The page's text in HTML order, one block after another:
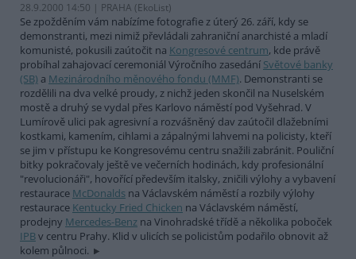
28.9.2000 14:50 | PRAHA (EkoList)
Se zpožděním vám nabízíme fotografie z úterý 26. září, kdy se
demonstranti, mezi nimiž převládali zahraniční anarchisté a mladí
komunisté, pokusili zaútočit na Kongresové centrum, kde právě
probíhal zahajovací ceremoniál Výročního zasedání Světové banky
(SB) a Mezinárodního měnového fondu (MMF). Demonstranti se
rozdělili na dva velké proudy, z nichž jeden skončil na Nuselském
mostě a druhý se vydal přes Karlovo náměstí pod Vyšehrad. V
Lumírově ulici pak agresivní a rozvášněný dav zaútočil dlažebními
kostkami, kamením, cihlami a zápalnými lahvemi na policisty, kteří
se jim v přístupu ke Kongresovému centru snažili zabránit. Pouliční
bitky pokračovaly ještě ve večerních hodinách, kdy profesionální
"revolucionáři", hovořící především italsky, zničili výlohy a vybavení
restaurace McDonalds na Václavském náměstí a rozbily výlohy
restaurace Kentucky Fried Chicken na Václavském náměstí,
prodejny Mercedes-Benz na Vinohradské třídě a několika poboček
IPBv centru Prahy. Klid v ulicích se policistům podařilo obnovit až
kolem půlnoci.